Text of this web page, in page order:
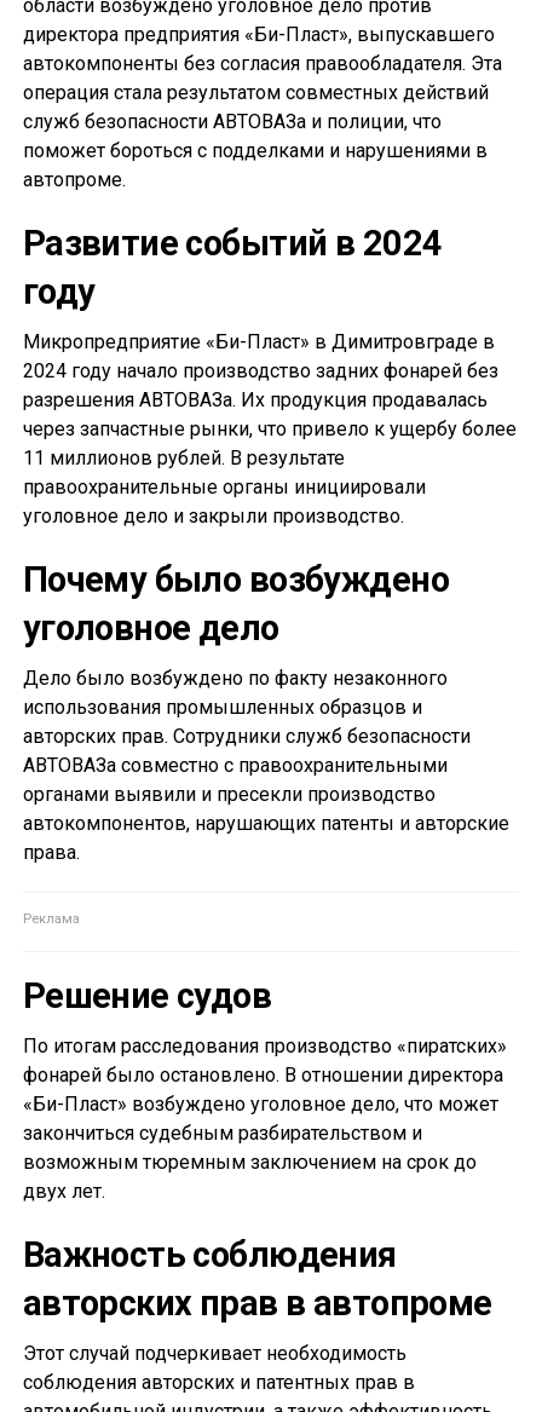
области возбуждено уголовное дело против
директора предприятия «Би-Пласт», выпускавшего
автокомпоненты без согласия правообладателя. Эта
операция стала результатом совместных действий
служб безопасности АВТОВАЗа и полиции, что
поможет бороться с подделками и нарушениями в
автопроме.
Развитие событий в 2024
году
Микропредприятие «Би-Пласт» в Димитровграде в
2024 году начало производство задних фонарей без
разрешения АВТОВАЗа. Их продукция продавалась
через запчастные рынки, что привело к ущербу более
11 миллионов рублей. В результате
правоохранительные органы инициировали
уголовное дело и закрыли производство.
Почему было возбуждено
уголовное дело
Дело было возбуждено по факту незаконного
использования промышленных образцов и
авторских прав. Сотрудники служб безопасности
АВТОВАЗа совместно с правоохранительными
органами выявили и пресекли производство
автокомпонентов, нарушающих патенты и авторские
права.
Решение судов
По итогам расследования производство «пиратских»
фонарей было остановлено. В отношении директора
«Би-Пласт» возбуждено уголовное дело, что может
закончиться судебным разбирательством и
возможным тюремным заключением на срок до
двух лет.
Важность соблюдения
авторских прав в автопроме
Этот случай подчеркивает необходимость
соблюдения авторских и патентных прав в